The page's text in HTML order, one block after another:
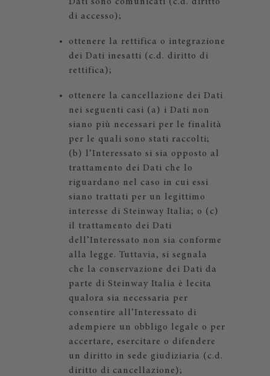
di accesso);
ottenere la rettifica o integrazione
dei Dati inesatti (c.d. diritto di
rettifica);
ottenere la cancellazione dei Dati
nei seguenti casi (a) i Dati non
siano più necessari per le finalità
per le quali sono stati raccolti;
(b) l’Interessato si sia opposto al
trattamento dei Dati che lo
riguardano nel caso in cui essi
siano trattati per un legittimo
interesse di Steinway Italia; o (c)
il trattamento dei Dati
dell’Interessato non sia conforme
alla legge. Tuttavia, si segnala
che la conservazione dei Dati da
parte di Steinway Italia è lecita
qualora sia necessaria per
consentire all’Interessato di
adempiere un obbligo legale o per
accertare, esercitare o difendere
un diritto in sede giudiziaria (c.d.
diritto di cancellazione);